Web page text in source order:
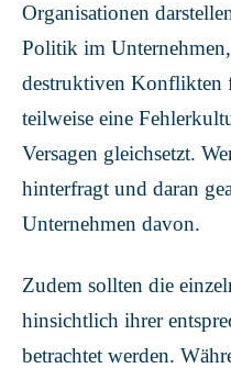
Organisationen
Politik im
destruktiven Konflikten
teilweise eine
Versagen gleichsetzt.
hinterfragt und daran
Unternehmen davon.
Zudem sollten die
hinsichtlich ihrer
betrachtet werden.